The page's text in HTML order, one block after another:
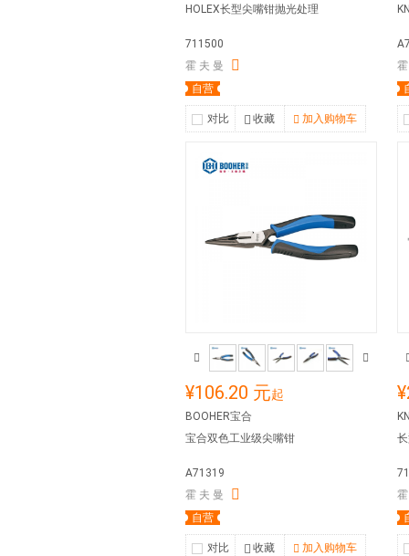
HOLEX长型尖嘴钳抛光处理
711500
霍 夫 曼
自营
对比 收藏 加入购物车
¥106.20 元起
BOOHER宝合
宝合双色工业级尖嘴钳
A71319
霍 夫 曼
自营
对比 收藏 加入购物车